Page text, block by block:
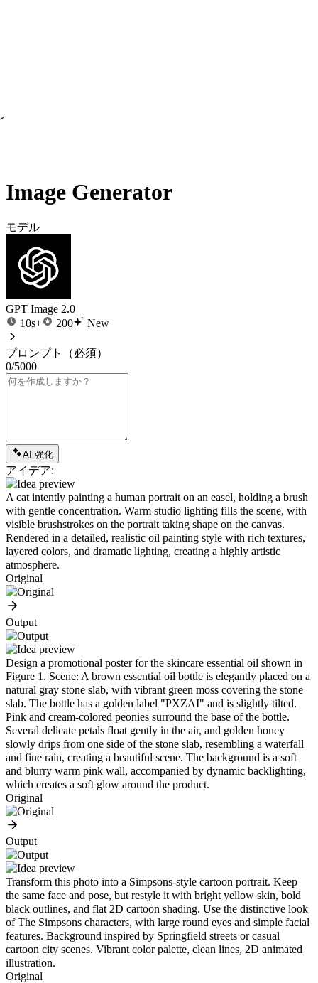
Image Generator
モデル
GPT Image 2.0
10s+
200 New
プロンプト
（必須）
0/5000
AI 強化
アイデア:
A cat intently painting a human portrait on an easel, holding a brush
with gentle concentration. Warm studio lighting fills the scene, with
visible brushstrokes on the portrait taking shape on the canvas.
Rendered in a detailed, realistic oil painting style with rich textures,
layered colors, and dramatic lighting, creating a highly artistic
atmosphere.
Original
Output
Design a promotional poster for the skincare essential oil shown in
Figure 1. Scene: A brown essential oil bottle is elegantly placed on a
natural gray stone slab, with vibrant green moss covering the stone
slab. The bottle has a golden label "PXZAI" and is slightly tilted.
Pink and cream-colored peonies surround the base of the bottle.
Several delicate petals float gently in the air, and golden honey
slowly drips from one side of the stone slab, resembling a waterfall
and fine rain, creating a beautiful scene. The background is a soft
and blurry warm pink wall, accompanied by dynamic backlighting,
which creates a soft glow around the product.
Original
Output
Transform this photo into a Simpsons-style cartoon portrait. Keep
the same face and pose, but restyle it with bright yellow skin, bold
black outlines, and flat 2D cartoon shading. Use the distinctive look
of The Simpsons characters, with large round eyes and simple facial
features. Background inspired by Springfield streets or casual
cartoon city scenes. Vibrant color palette, clean lines, 2D animated
illustration.
Original